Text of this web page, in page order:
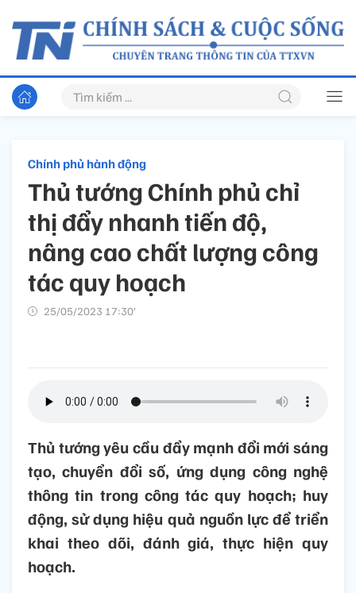
Chính phủ hành động
Thủ tướng Chính phủ chỉ
thị đẩy nhanh tiến độ,
nâng cao chất lượng công
tác quy hoạch
25/05/2023 17:30’
Thủ tướng yêu cầu đẩy mạnh đổi mới sáng
tạo, chuyển đổi số, ứng dụng công nghệ
thông tin trong công tác quy hoạch; huy
động, sử dụng hiệu quả nguồn lực để triển
khai theo dõi, đánh giá, thực hiện quy
hoạch.